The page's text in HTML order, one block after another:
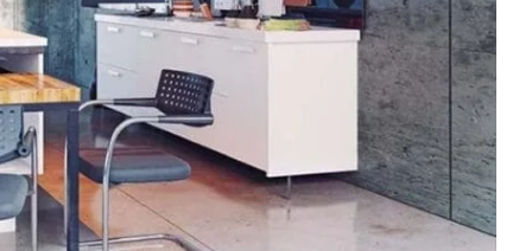
agosto 10, 2023
claves para la reforma
de tu casa en
Interiorismo,Reformas de baño
abril 30, 2024
Interiorismo y diseño de
colores para baños
pequeños